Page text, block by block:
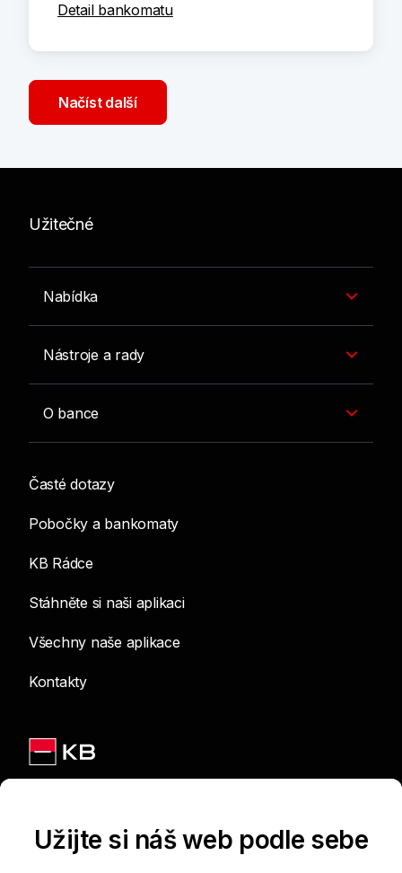
Detail bankomatu
Načíst další
Užitečné
Nabídka
Nástroje a rady
O bance
Časté dotazy
Pobočky a bankomaty
KB Rádce
Stáhněte si naši aplikaci
Všechny naše aplikace
Kontakty
Užijte si náš web podle sebe